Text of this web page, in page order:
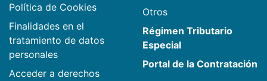
Política de Cookies
Finalidades en el
tratamiento de datos
personales
Acceder a derechos
Otros
Régimen Tributario
Especial
Portal de la Contratación